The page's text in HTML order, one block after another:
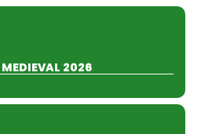
2026